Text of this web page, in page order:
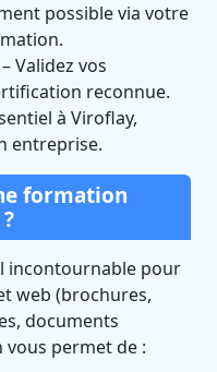
possible via votre
– Validez vos
reconnue.
à Viroflay,
entreprise.
formation
incontournable pour
web (brochures,
documents
permet de :